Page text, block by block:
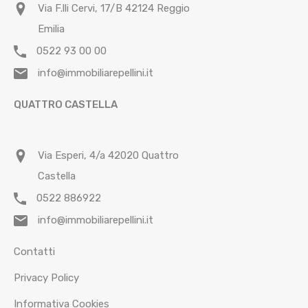
Via F.lli Cervi, 17/B 42124 Reggio
Emilia
0522 93 00 00
info@immobiliarepellini.it
QUATTRO CASTELLA
Via Esperi, 4/a 42020 Quattro
Castella
0522 886922
info@immobiliarepellini.it
Contatti
Privacy Policy
Informativa Cookies